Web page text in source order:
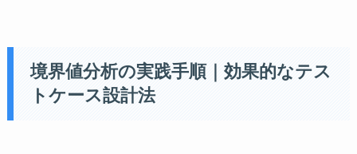
境界値分析の実践手順｜効果的なテス
トケース設計法